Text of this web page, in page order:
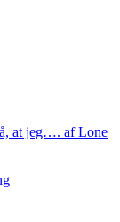
at jeg…. af Lone